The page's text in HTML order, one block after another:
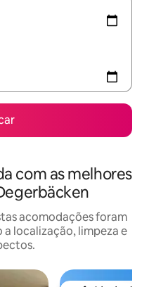
com as melhores
acomodações foram
localização, limpeza e